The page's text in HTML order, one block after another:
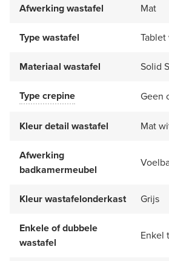
Afwerking wastafel Mat
Type wastafel
Materiaal wastafel Solid
Type crepine Geen
Kleur detail wastafel Mat
Afwerking
badkamermeubel
Kleur wastafelonderkast Grijs
Enkele of dubbele
wastafel
Enkel